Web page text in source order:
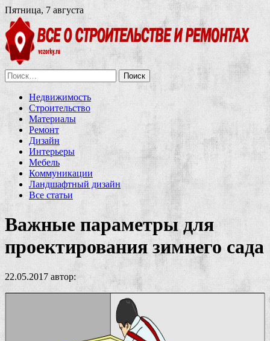
Пятница, 7 августа
Найти:
Недвижимость
Строительство
Материалы
Ремонт
Дизайн
Интерьеры
Мебель
Коммуникации
Ландшафтный дизайн
Все статьи
Важные параметры для
проектирования зимнего сада
22.05.2017 автор: